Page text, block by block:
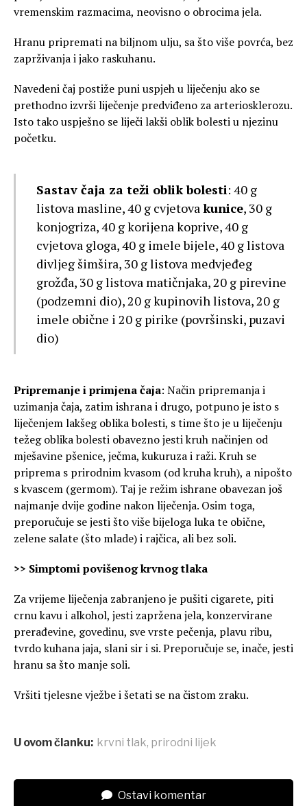
vremenskim razmacima, neovisno o obrocima jela.
Hranu pripremati na biljnom ulju, sa što više povrća, bez
zaprživanja i jako raskuhanu.
Navedeni čaj postiže puni uspjeh u liječenju ako se
prethodno izvrši liječenje predviđeno za arteriosklerozu.
Isto tako uspješno se liječi lakši oblik bolesti u njezinu
početku.
Sastav čaja za teži oblik bolesti: 40 g
listova masline, 40 g cvjetovakunice, 30 g
konjogriza, 40 g korijena koprive, 40 g
cvjetova gloga, 40 g imele bijele, 40 g listova
divljeg šimšira, 30 g listova medvjeđeg
grožđa, 30 g listova matičnjaka, 20 g pirevine
(podzemni dio), 20 g kupinovih listova, 20 g
imele obične i 20 g pirike (površinski, puzavi
dio)
Pripremanje i primjena čaja: Način pripremanja i
uzimanja čaja, zatim ishrana i drugo, potpuno je isto s
liječenjem lakšeg oblika bolesti, s time što je u liječenju
težeg oblika bolesti obavezno jesti kruh načinjen od
mješavine pšenice, ječma, kukuruza i raži. Kruh se
priprema s prirodnim kvasom (od kruha kruh), a nipošto
s kvascem (germom). Taj je režim ishrane obavezan još
najmanje dvije godine nakon liječenja. Osim toga,
preporučuje se jesti što više bijeloga luka te obične,
zelene salate (što mlade) i rajčica, ali bez soli.
>> Simptomi povišenog krvnog tlaka
Za vrijeme liječenja zabranjeno je pušiti cigarete, piti
crnu kavu i alkohol, jesti zapržena jela, konzervirane
prerađevine, govedinu, sve vrste pečenja, plavu ribu,
tvrdo kuhana jaja, slani sir i si. Preporučuje se, inače, jesti
hranu sa što manje soli.
Vršiti tjelesne vježbe i šetati se na čistom zraku.
U ovom članku: krvni tlak, prirodni lijek
Ostavi komentar